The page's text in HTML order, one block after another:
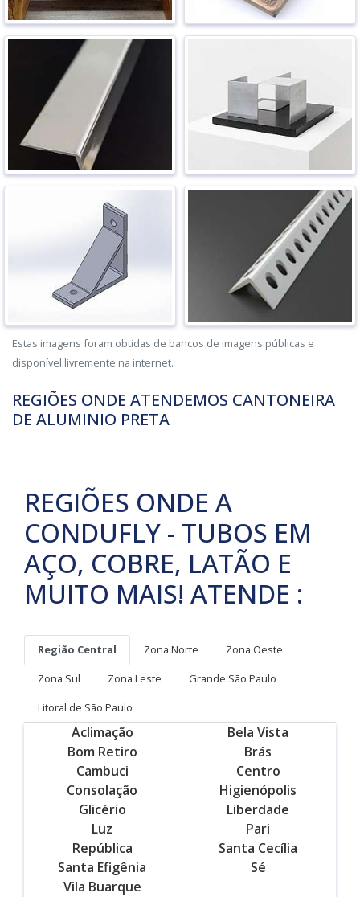
Estas imagens foram obtidas de bancos de imagens públicas e
disponível livremente na internet.
REGIÕES ONDE ATENDEMOS CANTONEIRA
DE ALUMINIO PRETA
REGIÕES ONDE A
CONDUFLY - TUBOS EM
AÇO, COBRE, LATÃO E
MUITO MAIS! ATENDE :
Região Central Zona Norte
Zona Oeste
Zona Sul
Zona Leste
Grande São Paulo
Litoral de São Paulo
Aclimação
Bela Vista
Bom Retiro
Brás
Cambuci
Centro
Consolação
Higienópolis
Glicério
Liberdade
Luz
Pari
República
Santa Cecília
Santa Efigênia
Sé
Vila Buarque